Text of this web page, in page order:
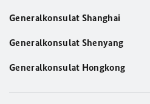
Generalkonsulat Shanghai
Generalkonsulat Shenyang
Generalkonsulat Hongkong